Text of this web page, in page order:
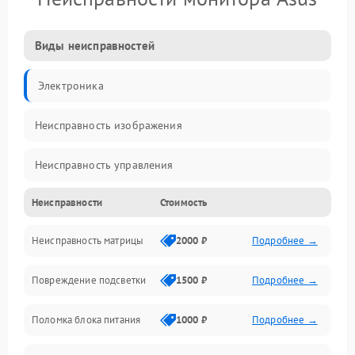
Виды неисправностей
Электроника
Неисправность изображения
Неисправность управления
Неисправность интерфейсов
Прочие неисправности
Неисправность звука
Механические повреждения
Неисправности Стоимость
Неисправность матрицы 2000 ₽ Подробнее →
Повреждение подсветки 1500 ₽ Подробнее →
Поломка блока питания 1000 ₽ Подробнее →